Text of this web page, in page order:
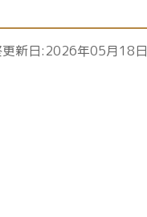
新日:2026年05月18日